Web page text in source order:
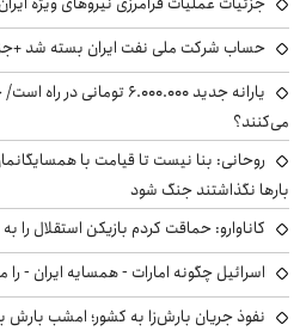
حساب‌ شرکت ملی نفت ایران بسته شد
یارانه جدید ۶.۰۰۰.۰۰۰
می‌کنند؟
روحانی: بنا نیست تا قیامت با
بارها نگذاشتند جنگ شود
کاناوارو: حماقت کردم بازیکن استقلال را
اسرائیل چگونه امارات - همسایه ایران -